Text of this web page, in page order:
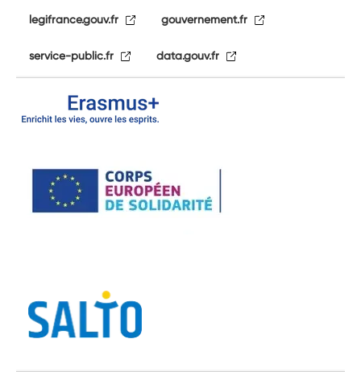
legifrance.gouv.fr gouvernement.fr
service-public.fr data.gouv.fr